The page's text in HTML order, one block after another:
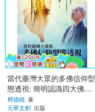
當代臺灣大眾的多佛信仰型
態透視: 簡明認識四大佛陀
觀及其宗教實踐
釋德檍 著
元華文創 出版